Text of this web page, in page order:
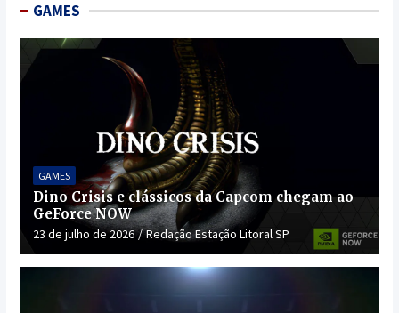
GAMES
GAMES
Dino Crisis e clássicos da Capcom chegam ao
GeForce NOW
23 de julho de 2026 Redação Estação Litoral SP